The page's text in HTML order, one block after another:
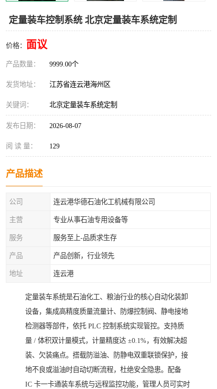
定量装车控制系统 北京定量装车系统定制
价格： 面议
产品数量： 9999.00个
发货地址： 江苏省连云港海州区
关键词： 北京定量装车系统定制
发布日期： 2026-08-07
阅 读 量： 129
产品描述
公司 连云港华德石油化工机械有限公司
主营 专业从事石油专用设备等
服务 服务至上-品质求生存
产品 产品创新，行业领先
地址 连云港
定量装车系统是石油化工、粮油行业的核心自动化装卸
设备，集成高精度质量流量计、防爆控制阀、静电接地
检测器等部件，依托 PLC 控制系统实现管控。支持质
量 / 体积双计量模式，计量精度达 ±0.1%，有效解决超
装、欠装痛点。搭载防溢油、防静电双重联锁保护，接
地不良或溢油时自动切断流程，杜绝安全隐患。配备
IC 卡一卡通装车系统与远程监控功能，管理人员可实时